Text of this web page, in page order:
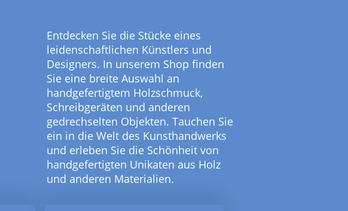
Entdecken Sie die Stücke eines
leidenschaftlichen Künstlers und
Designers. In unserem Shop finden
Sie eine breite Auswahl an
handgefertigtem Holzschmuck,
Schreibgeräten und anderen
gedrechselten Objekten. Tauchen Sie
ein in die Welt des Kunsthandwerks
und erleben Sie die Schönheit von
handgefertigten Unikaten aus Holz
und anderen Materialien.